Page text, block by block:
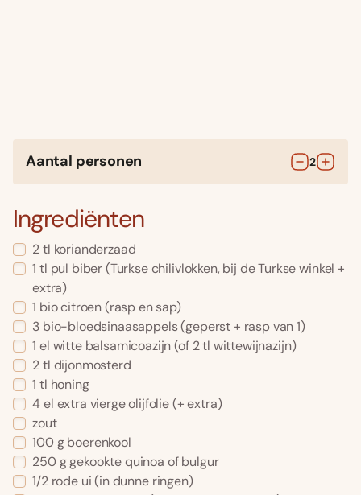
Aantal personen 2
Ingrediënten
2tl korianderzaad
1 tl pul biber(Turkse chilivlokken, bij de Turkse winkel +
extra)
1 bio citroen(rasp en sap)
3 bio-bloedsinaasappels(geperst + rasp van 1)
1 el witte balsamicoazijn(of 2 tl wittewijnazijn)
2tl dijonmosterd
1 tl honing
4el extra vierge olijfolie(+ extra)
zout
100 g boerenkool
250 ggekookte quinoa of bulgur
1/2 rode ui(in dunne ringen)